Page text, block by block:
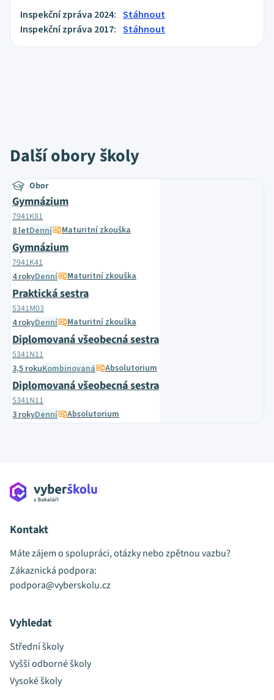
Inspekční zpráva 2024: Stáhnout
Inspekční zpráva 2017: Stáhnout
Další obory školy
Obor
Gymnázium
7941K81
8 letDenní Maturitní zkouška
Gymnázium
7941K41
4 rokyDenní Maturitní zkouška
Praktická sestra
5341M03
4 rokyDenní Maturitní zkouška
Diplomovaná všeobecná sestra
5341N11
3,5 rokuKombinovaná Absolutorium
Diplomovaná všeobecná sestra
5341N11
3 rokyDenní Absolutorium
Kontakt
Máte zájem o spolupráci, otázky nebo zpětnou vazbu?
Zákaznická podpora:
podpora@vyberskolu.cz
Vyhledat
Střední školy
Vyšší odborné školy
Vysoké školy